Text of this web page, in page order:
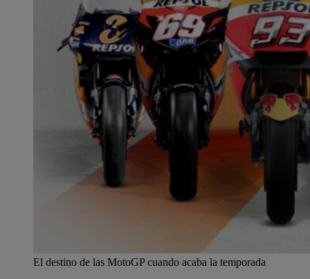
El destino de las MotoGP cuando acaba la temporada